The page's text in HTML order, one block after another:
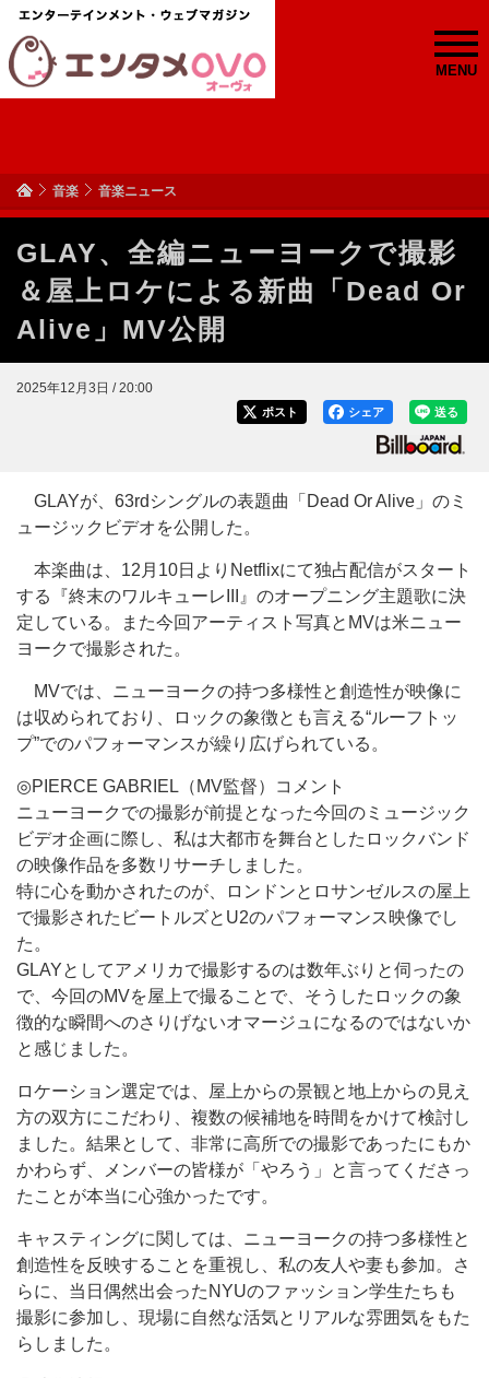
MENU
音楽 音楽ニュース
GLAY、全編ニューヨークで撮影
＆屋上ロケによる新曲「Dead Or
Alive」MV公開
2025年12月3日 / 20:00
送る
シェア
ポスト
GLAYが、63rdシングルの表題曲「Dead Or Alive」のミ
ュージックビデオを公開した。
本楽曲は、12月10日よりNetflixにて独占配信がスタート
する『終末のワルキューレIII』のオープニング主題歌に決
定している。また今回アーティスト写真とMVは米ニュー
ヨークで撮影された。
MVでは、ニューヨークの持つ多様性と創造性が映像に
は収められており、ロックの象徴とも言える“ルーフトッ
プ”でのパフォーマンスが繰り広げられている。
◎PIERCE GABRIEL（MV監督）コメント
ニューヨークでの撮影が前提となった今回のミュージック
ビデオ企画に際し、私は大都市を舞台としたロックバンド
の映像作品を多数リサーチしました。
特に心を動かされたのが、ロンドンとロサンゼルスの屋上
で撮影されたビートルズとU2のパフォーマンス映像でし
た。
GLAYとしてアメリカで撮影するのは数年ぶりと伺ったの
で、今回のMVを屋上で撮ることで、そうしたロックの象
徴的な瞬間へのさりげないオマージュになるのではないか
と感じました。
ロケーション選定では、屋上からの景観と地上からの見え
方の双方にこだわり、複数の候補地を時間をかけて検討し
ました。結果として、非常に高所での撮影であったにもか
かわらず、メンバーの皆様が「やろう」と言ってくださっ
たことが本当に心強かったです。
キャスティングに関しては、ニューヨークの持つ多様性と
創造性を反映することを重視し、私の友人や妻も参加。さ
らに、当日偶然出会ったNYUのファッション学生たちも
撮影に参加し、現場に自然な活気とリアルな雰囲気をもた
らしました。